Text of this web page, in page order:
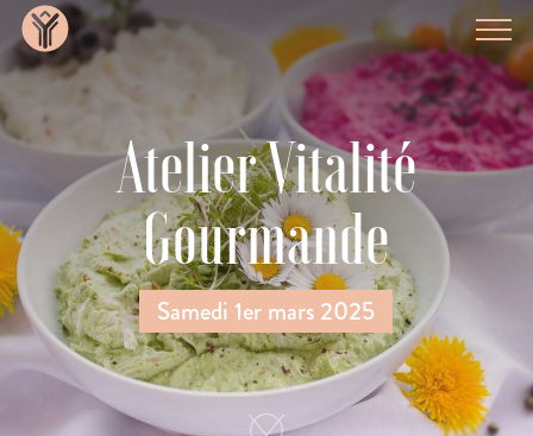
Atelier Vitalité
Gourmande
Samedi 1er mars 2025